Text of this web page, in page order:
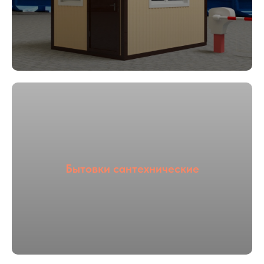
Бытовки сантехнические
16 лет производство
04